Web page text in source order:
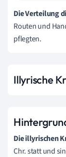
Die Verteilung
Routen und
pflegten.
Illyrische
Die illyrischen
Chr. statt und